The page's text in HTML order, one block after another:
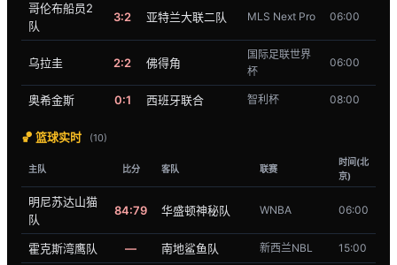
哥伦布船员2
队
3:2 亚特兰大联二队 MLS Next Pro 06:00
乌拉圭 2:2 佛得角
国际足联世界
杯
06:00
奥希金斯 0:1 西班牙联合 智利杯 08:00
🏀 篮球实时 (10)
主队 比分 客队 联赛
时间(北
京)
明尼苏达山猫
队
84:79 华盛顿神秘队 WNBA 06:00
霍克斯湾鹰队 — 南地鲨鱼队 新西兰NBL 15:00